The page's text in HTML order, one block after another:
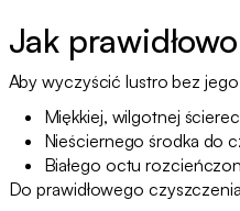
Jak
Aby wyczyścić lustro bez
Miękkiej, wilgotnej
Nieściernego środka do
Białego octu
Do prawidłowego